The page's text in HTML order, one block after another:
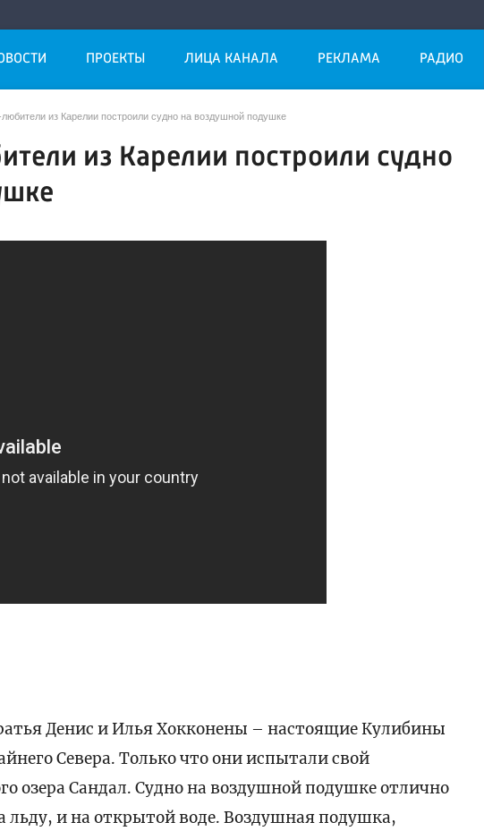
ПРОЕКТЫ ЛИЦА КАНАЛА РЕКЛАМА РАДИО
любители из Карелии построили судно на воздушной подушке
из Карелии построили судно
Денис и Илья Хокконены – настоящие Кулибины
Севера. Только что они испытали свой
озера Сандал. Судно на воздушной подушке отлично
льду, и на открытой воде. Воздушная подушка,